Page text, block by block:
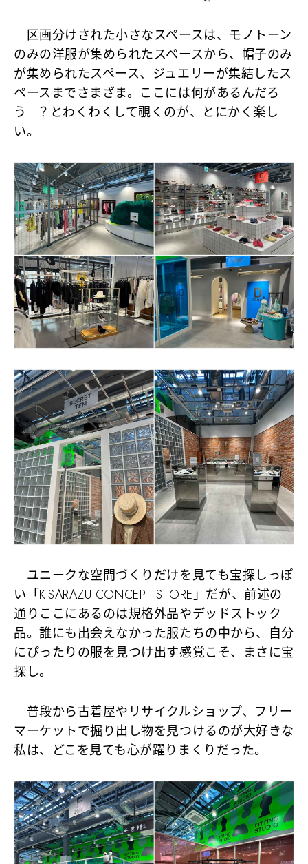
区画分けされた小さなスペースは、モノトーン
のみの洋服が集められたスペースから、帽子のみ
が集められたスペース、ジュエリーが集結したス
ペースまでさまざま。ここには何があるんだろ
う…？とわくわくして覗くのが、とにかく楽し
い。
ユニークな空間づくりだけを見ても宝探しっぽ
い「KISARAZU CONCEPT STORE」だが、前述の
通りここにあるのは規格外品やデッドストック
品。誰にも出会えなかった服たちの中から、自分
にぴったりの服を見つけ出す感覚こそ、まさに宝
探し。
普段から古着屋やリサイクルショップ、フリー
マーケットで掘り出し物を見つけるのが大好きな
私は、どこを見ても心が躍りまくりだった。